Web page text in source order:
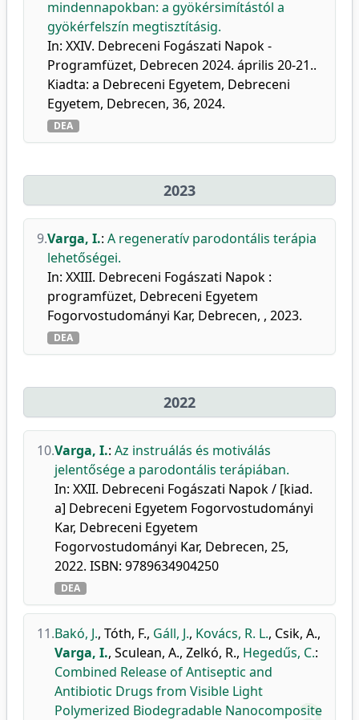
mindennapokban: a gyökérsimítástól a
gyökérfelszín megtisztításig.
In: XXIV. Debreceni Fogászati Napok -
Programfüzet, Debrecen 2024. április 20-21..
Kiadta: a Debreceni Egyetem, Debreceni
Egyetem, Debrecen, 36, 2024.
DEA
2023
9.Varga, I.: A regeneratív parodontális terápia
lehetőségei.
In: XXIII. Debreceni Fogászati Napok :
programfüzet, Debreceni Egyetem
Fogorvostudományi Kar, Debrecen, , 2023.
DEA
2022
10.Varga, I.: Az instruálás és motiválás
jelentősége a parodontális terápiában.
In: XXII. Debreceni Fogászati Napok / [kiad.
a] Debreceni Egyetem Fogorvostudományi
Kar, Debreceni Egyetem
Fogorvostudományi Kar, Debrecen, 25,
2022. ISBN: 9789634904250
DEA
11.Bakó, J., Tóth, F., Gáll, J., Kovács, R. L., Csik, A.,
Varga, I., Sculean, A., Zelkó, R., Hegedűs, C.:
Combined Release of Antiseptic and
Antibiotic Drugs from Visible Light
Polymerized Biodegradable Nanocomposite